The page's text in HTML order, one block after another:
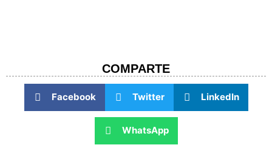
COMPARTE​
Facebook Twitter LinkedIn
WhatsApp